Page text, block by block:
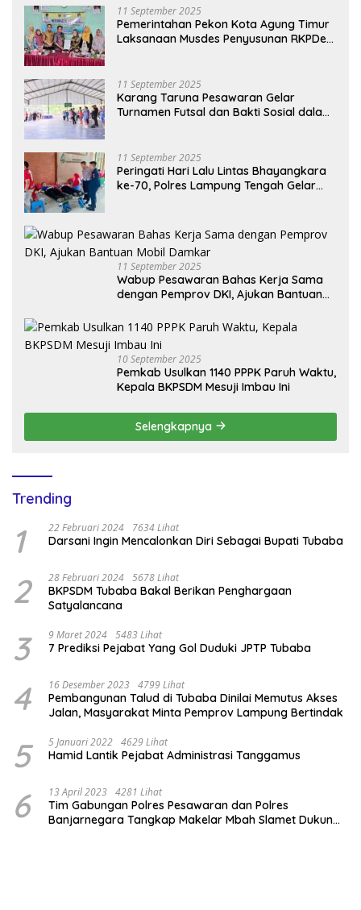
11 September 2025
Pemerintahan Pekon Kota Agung Timur
Laksanaan Musdes Penyusunan RKPDes
11 September 2025
Karang Taruna Pesawaran Gelar
Turnamen Futsal dan Bakti Sosial dalam
11 September 2025
Peringati Hari Lalu Lintas Bhayangkara
ke-70, Polres Lampung Tengah Gelar
11 September 2025
Wabup Pesawaran Bahas Kerja Sama
dengan Pemprov DKI, Ajukan Bantuan
10 September 2025
Pemkab Usulkan 1140 PPPK Paruh Waktu,
Kepala BKPSDM Mesuji Imbau Ini
Selengkapnya
Trending
1 22 Februari 2024 7634 Lihat
Darsani Ingin Mencalonkan Diri Sebagai Bupati Tubaba
2 28 Februari 2024 5678 Lihat
BKPSDM Tubaba Bakal Berikan Penghargaan
Satyalancana
3 9 Maret 2024 5483 Lihat
7 Prediksi Pejabat Yang Gol Duduki JPTP Tubaba
4 16 Desember 2023 4799 Lihat
Pembangunan Talud di Tubaba Dinilai Memutus Akses
Jalan, Masyarakat Minta Pemprov Lampung Bertindak
5 5 Januari 2022 4629 Lihat
Hamid Lantik Pejabat Administrasi Tanggamus
6 13 April 2023 4281 Lihat
Tim Gabungan Polres Pesawaran dan Polres
Banjarnegara Tangkap Makelar Mbah Slamet Dukun